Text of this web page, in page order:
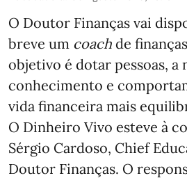
O Doutor Finanças vai
breve um coach de
objetivo é dotar pessoas, a
conhecimento e
vida financeira mais
O Dinheiro Vivo esteve à
Sérgio Cardoso, Chief
Doutor Finanças. O